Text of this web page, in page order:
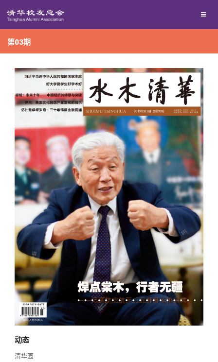
百年清华
清华人物
清华故事
青春风采
校友文苑
校友讲坛
校友视界
校友服务
终身学习
信息化服务
三创大赛
实用信息
校友总会
总会简介
会长致辞
总会章程
理事会名单
制度法规
联系我们
关闭
第03期
动态
清华园